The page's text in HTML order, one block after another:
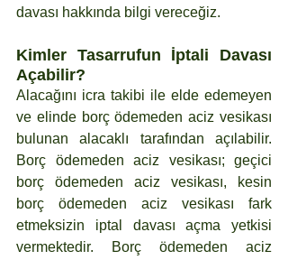
davası hakkında bilgi vereceğiz.
Kimler Tasarrufun İptali Davası
Açabilir?
Alacağını icra takibi ile elde edemeyen
ve elinde borç ödemeden aciz vesikası
bulunan alacaklı tarafından açılabilir.
Borç ödemeden aciz vesikası; geçici
borç ödemeden aciz vesikası, kesin
borç ödemeden aciz vesikası fark
etmeksizin iptal davası açma yetkisi
vermektedir. Borç ödemeden aciz